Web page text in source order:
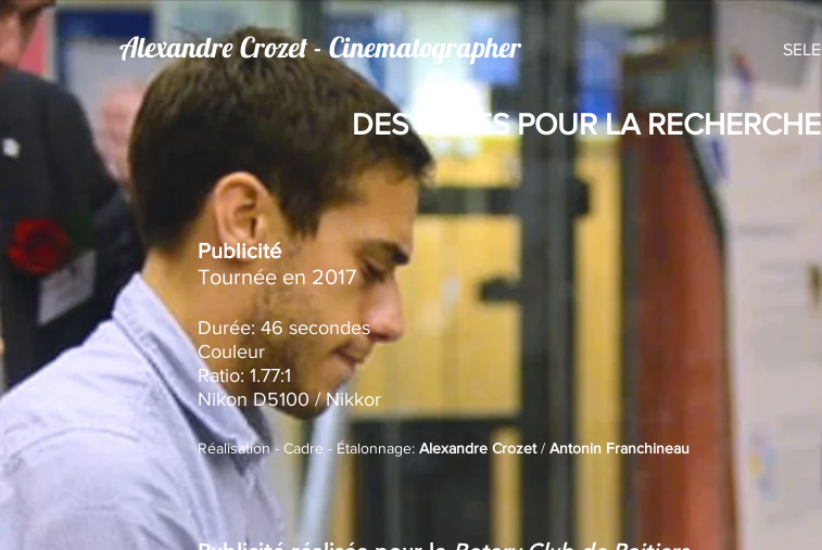
Alexandre Crozet - Cinematographer
DES ROSES POUR LA
Publicité
Tournée en 2017
Durée: 46 secondes
Couleur
Ratio: 1.77:1
Nikon D5100 / Nikkor
Réalisation - Cadre - Étalonnage: Alexandre Crozet/ Antonin Franchineau